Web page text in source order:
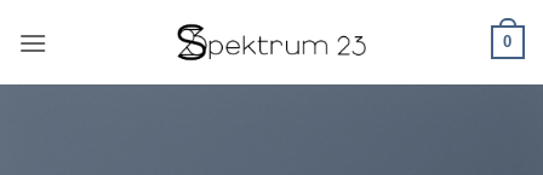
Inhalt
0